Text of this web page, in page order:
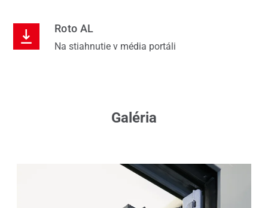
Roto AL
Na stiahnutie v média portáli
Galéria